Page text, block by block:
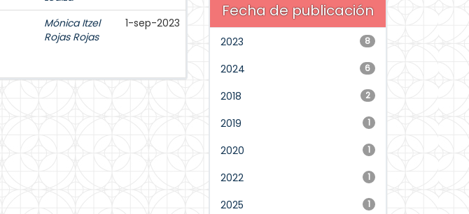
Mónica Itzel
Rojas Rojas
1-sep-2023
Fecha de publicación
8
2023
6
2024
2
2018
1
2019
1
2020
1
2022
1
2025